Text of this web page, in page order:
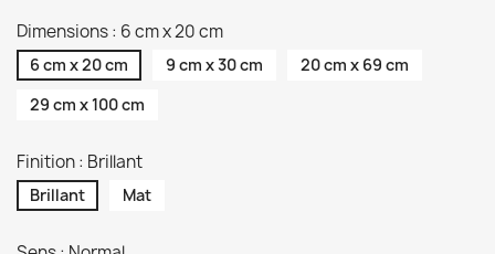
Dimensions : 6 cm x 20 cm
6 cm x 20 cm 9 cm x 30 cm
20 cm x 69 cm
29 cm x 100 cm
Finition : Brillant
Brillant Mat